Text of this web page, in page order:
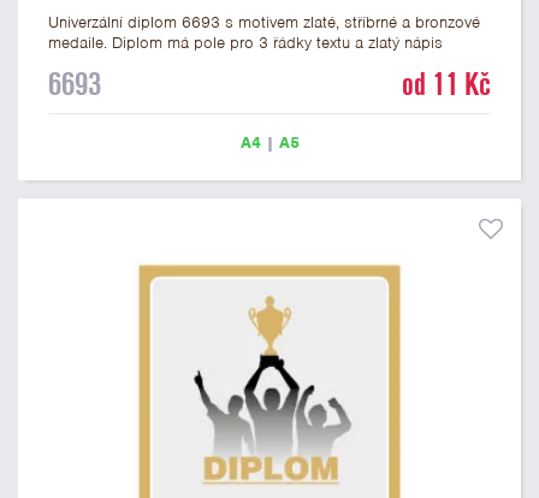
Univerzální diplom 6693 s motivem zlaté, stříbrné a bronzové
medaile. Diplom má pole pro 3 řádky textu a zlatý nápis
Tento univerzální diplom je vhodný pro většinu událostí, ke
6693 od 11 Kč
A4| A5